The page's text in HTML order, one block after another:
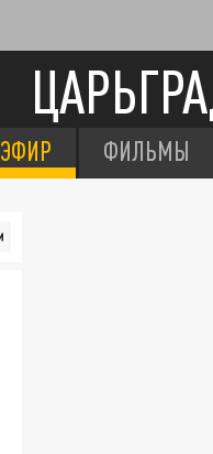
ЭФИР ФИЛЬМЫ